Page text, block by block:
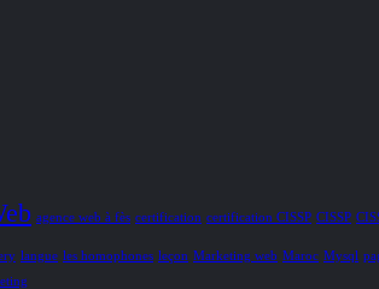
agence web à fès certification certification CISSP CISSP
langue les homophones leçon Marketing web Maroc Mysql